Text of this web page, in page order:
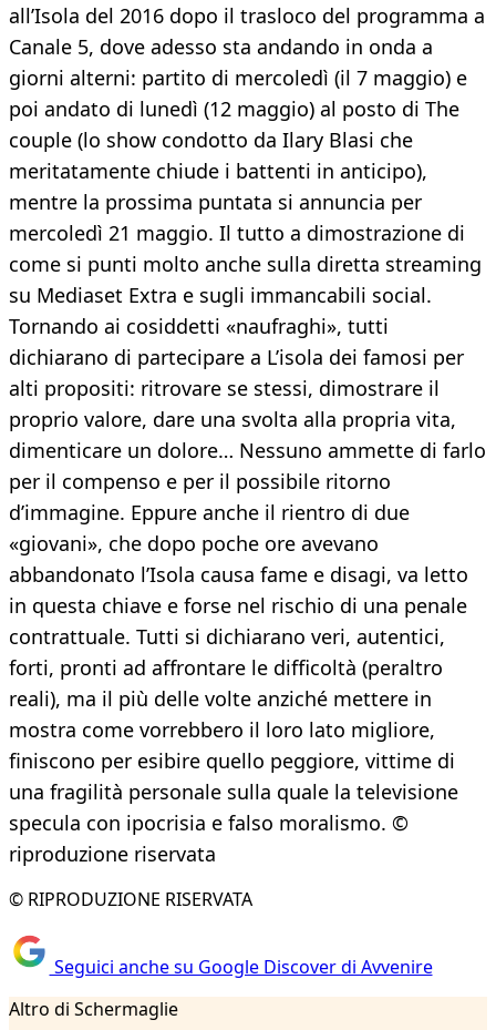
all’Isola del 2016 dopo il trasloco del programma a
Canale 5, dove adesso sta andando in onda a
giorni alterni: partito di mercoledì (il 7 maggio) e
poi andato di lunedì (12 maggio) al posto di The
couple (lo show condotto da Ilary Blasi che
meritatamente chiude i battenti in anticipo),
mentre la prossima puntata si annuncia per
mercoledì 21 maggio. Il tutto a dimostrazione di
come si punti molto anche sulla diretta streaming
su Mediaset Extra e sugli immancabili social.
Tornando ai cosiddetti «naufraghi», tutti
dichiarano di partecipare a L’isola dei famosi per
alti propositi: ritrovare se stessi, dimostrare il
proprio valore, dare una svolta alla propria vita,
dimenticare un dolore… Nessuno ammette di farlo
per il compenso e per il possibile ritorno
d’immagine. Eppure anche il rientro di due
«giovani», che dopo poche ore avevano
abbandonato l’Isola causa fame e disagi, va letto
in questa chiave e forse nel rischio di una penale
contrattuale. Tutti si dichiarano veri, autentici,
forti, pronti ad affrontare le difficoltà (peraltro
reali), ma il più delle volte anziché mettere in
mostra come vorrebbero il loro lato migliore,
finiscono per esibire quello peggiore, vittime di
una fragilità personale sulla quale la televisione
specula con ipocrisia e falso moralismo. ©
riproduzione riservata
© RIPRODUZIONE RISERVATA
Seguici anche su Google Discover di Avvenire
Altro di Schermaglie